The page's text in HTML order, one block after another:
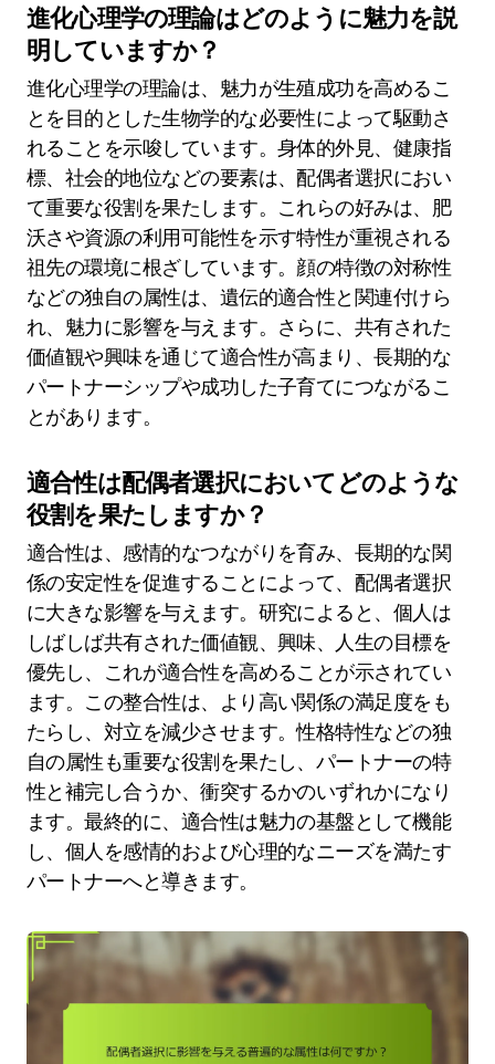
進化心理学の理論はどのように魅力を説
明していますか？
進化心理学の理論は、魅力が生殖成功を高めるこ
とを目的とした生物学的な必要性によって駆動さ
れることを示唆しています。身体的外見、健康指
標、社会的地位などの要素は、配偶者選択におい
て重要な役割を果たします。これらの好みは、肥
沃さや資源の利用可能性を示す特性が重視される
祖先の環境に根ざしています。顔の特徴の対称性
などの独自の属性は、遺伝的適合性と関連付けら
れ、魅力に影響を与えます。さらに、共有された
価値観や興味を通じて適合性が高まり、長期的な
パートナーシップや成功した子育てにつながるこ
とがあります。
適合性は配偶者選択においてどのような
役割を果たしますか？
適合性は、感情的なつながりを育み、長期的な関
係の安定性を促進することによって、配偶者選択
に大きな影響を与えます。研究によると、個人は
しばしば共有された価値観、興味、人生の目標を
優先し、これが適合性を高めることが示されてい
ます。この整合性は、より高い関係の満足度をも
たらし、対立を減少させます。性格特性などの独
自の属性も重要な役割を果たし、パートナーの特
性と補完し合うか、衝突するかのいずれかになり
ます。最終的に、適合性は魅力の基盤として機能
し、個人を感情的および心理的なニーズを満たす
パートナーへと導きます。